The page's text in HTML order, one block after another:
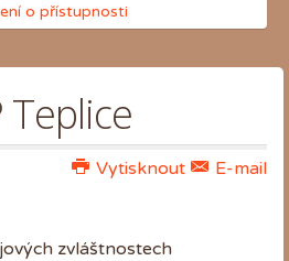
o přístupnosti
Teplice
E-mail
Vytisknout
zvláštnostech